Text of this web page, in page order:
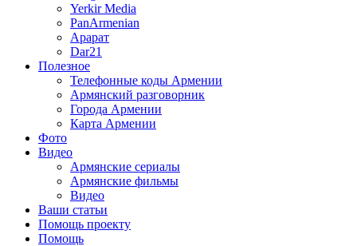
Yerkir Media
PanArmenian
Арарат
Dar21
Полезное
Телефонные коды Армении
Армянский разговорник
Города Армении
Карта Армении
Фото
Видео
Армянские сериалы
Армянские фильмы
Видео
Ваши статьи
Помощь проекту
Помощь